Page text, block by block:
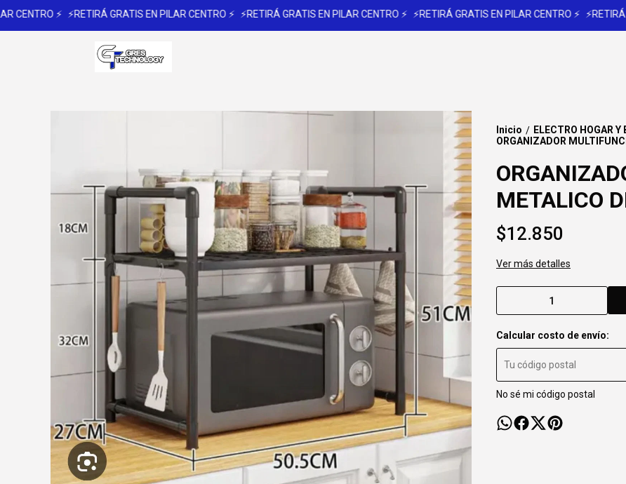
⚡ ⚡RETIRÁ GRATIS EN PILAR CENTRO ⚡ ⚡RETIRÁ GRATIS EN PILAR CENTRO ⚡ ⚡RETIRÁ GRATIS EN PILAR CENTRO ⚡ ⚡RETIRÁ
Inicio / ELECTRO HOGAR Y
ORGANIZADOR
METALICO
$12.850
Ver más detalles
Calcular costo de envío:
No sé mi código postal